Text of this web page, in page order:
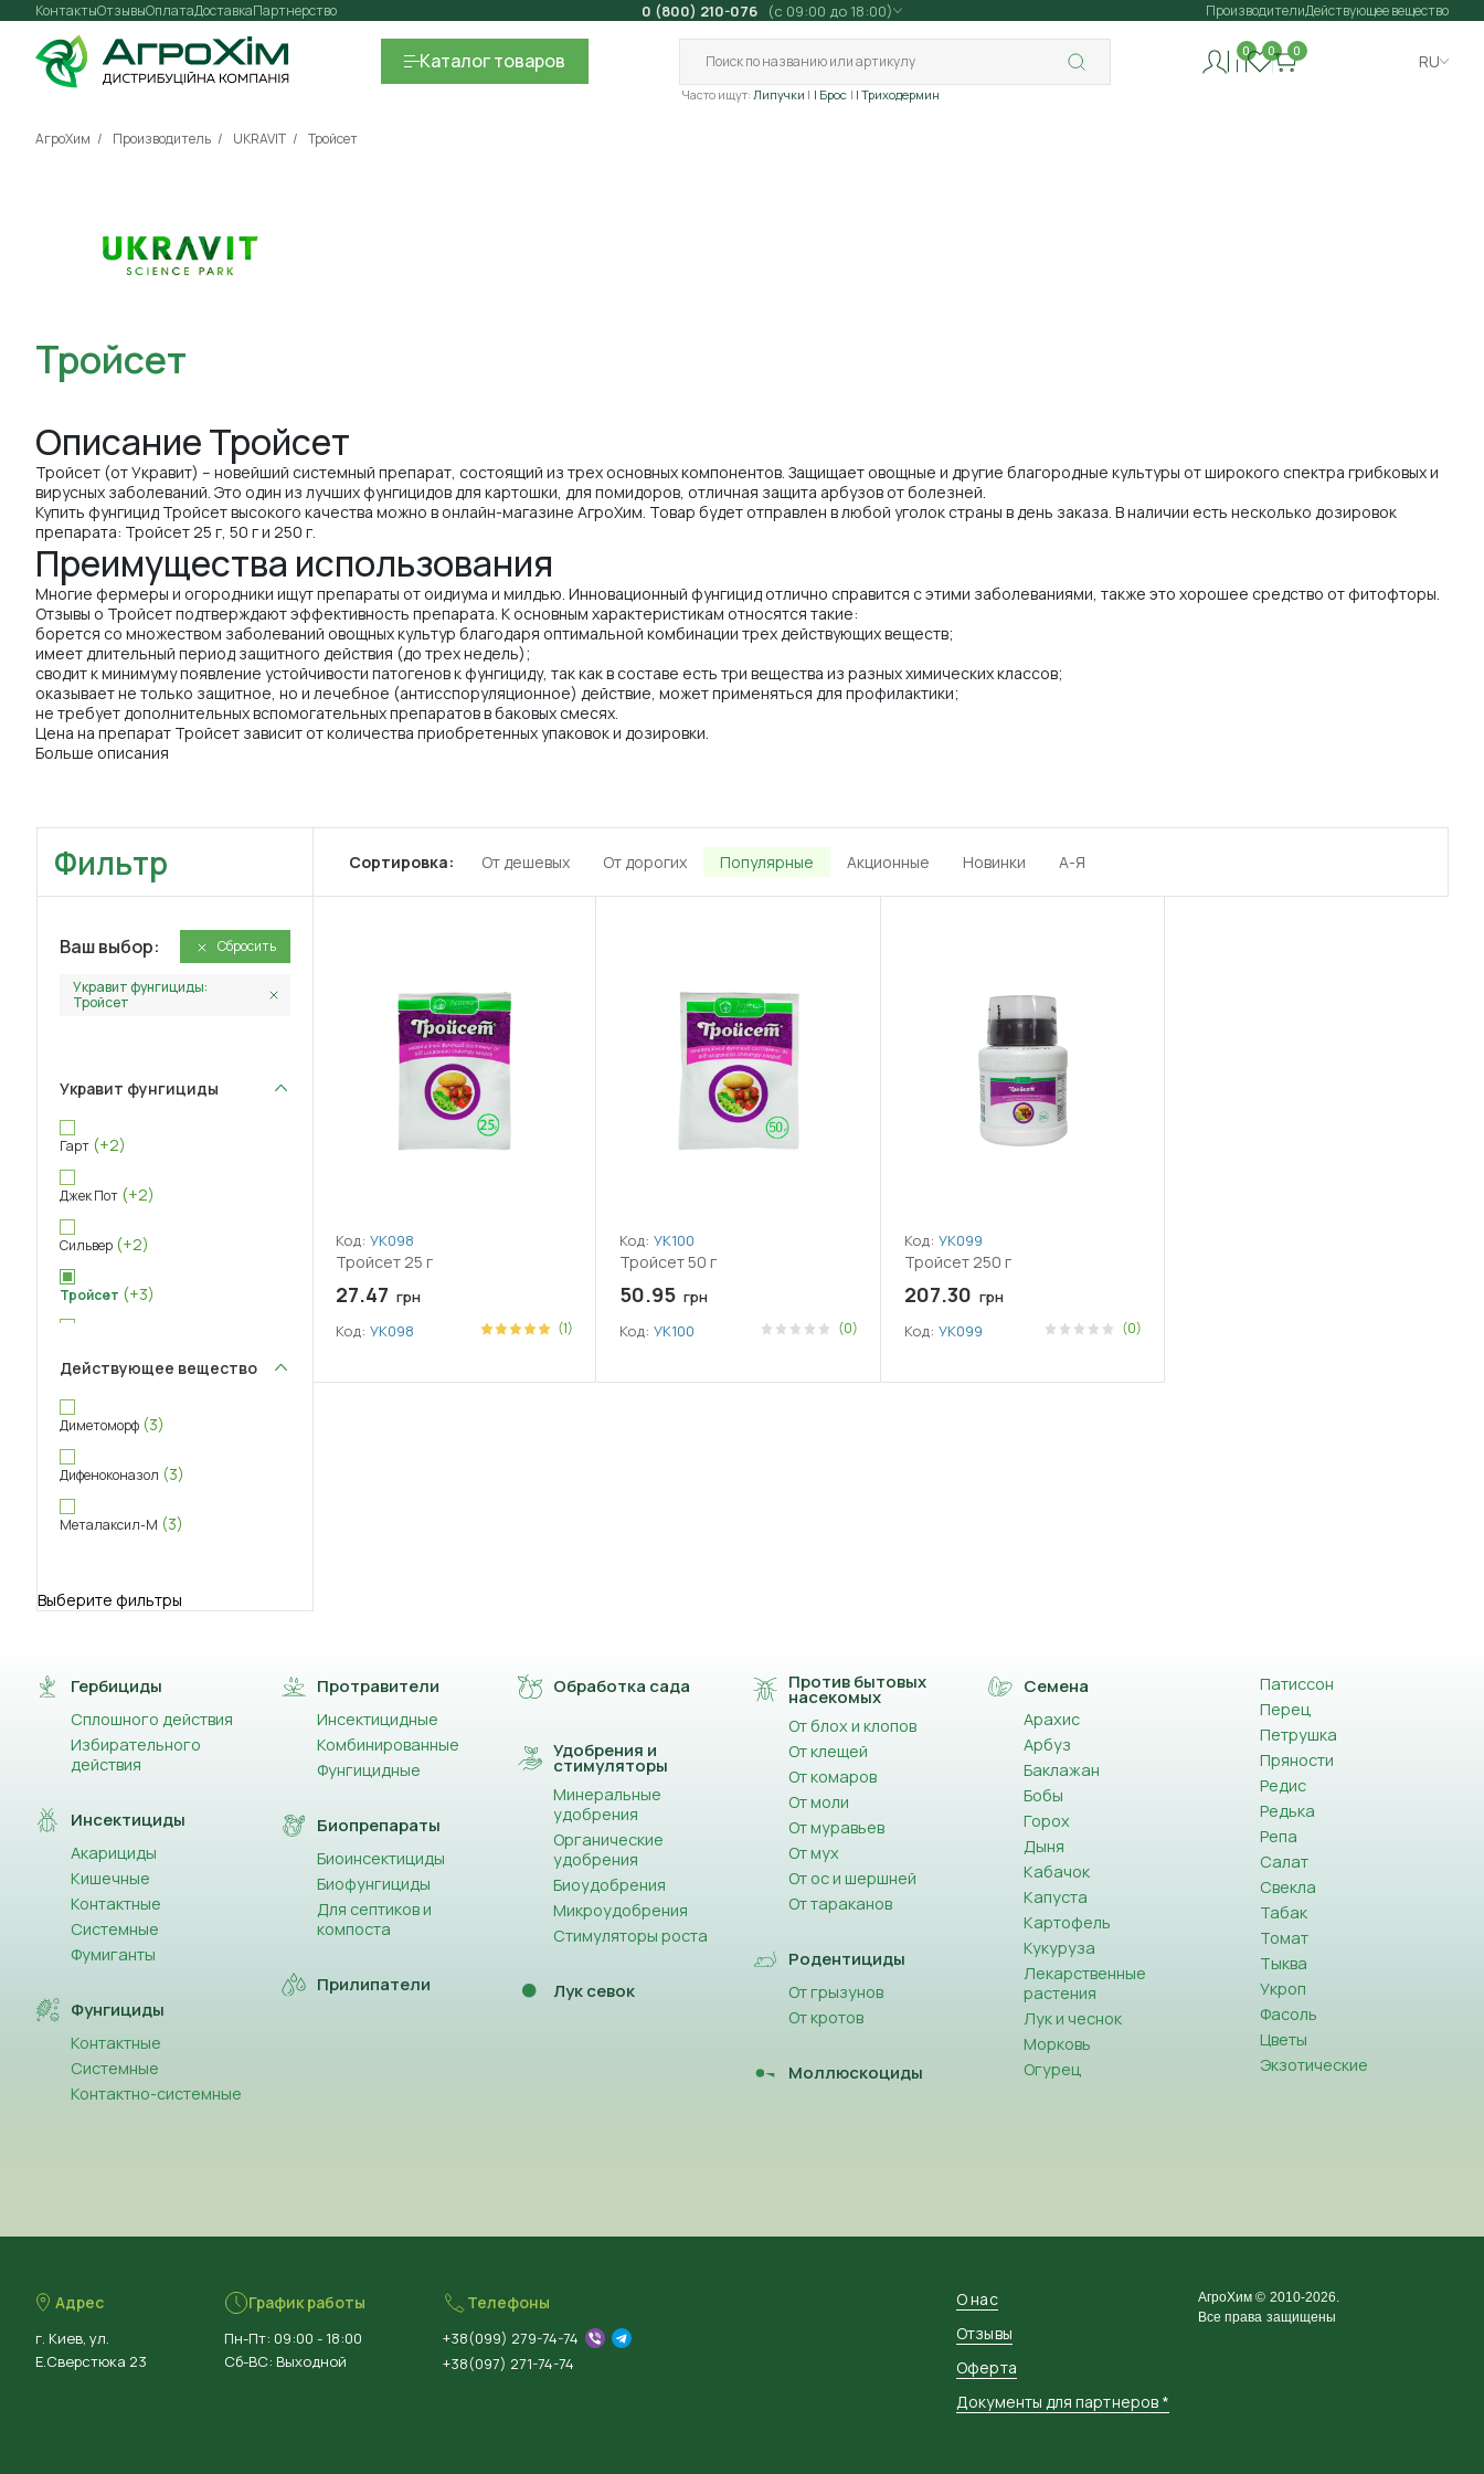
Контакты Оплата
Отзывы ДоставкаПартнерство 0 (800) 210-076 (с 09:00 до 18:00) ПроизводителиДействующее вещество
Каталогтоваров
Часто ищут: Липучки | Брос | Триходермин
0 0 0
RU
АгроХим Производитель UKRAVIT Тройсет
Тройсет
Описание Тройсет
Тройсет (от Укравит) – новейший системный препарат, состоящий из трех основных компонентов. Защищает овощные и другие благородные культуры от широкого спектра грибковых и
вирусных заболеваний. Это один из лучших фунгицидов для картошки, для помидоров, отличная защита арбузов от болезней.
Купить фунгицид Тройсет высокого качества можно в онлайн-магазине АгроХим. Товар будет отправлен в любой уголок страны в день заказа. В наличии есть несколько дозировок
препарата: Тройсет 25 г, 50 г и 250 г.
Преимущества использования
Многие фермеры и огородники ищут препараты от оидиума и милдью. Инновационный фунгицид отлично справится с этими заболеваниями, также это хорошее средство от фитофторы.
Отзывы о Тройсет подтверждают эффективность препарата. К основным характеристикам относятся такие:
борется со множеством заболеваний овощных культур благодаря оптимальной комбинации трех действующих веществ;
имеет длительный период защитного действия (до трех недель);
сводит к минимуму появление устойчивости патогенов к фунгициду, так как в составе есть три вещества из разных химических классов;
оказывает не только защитное, но и лечебное (антисспоруляционное) действие, может применяться для профилактики;
не требует дополнительных вспомогательных препаратов в баковых смесях.
Цена на препарат Тройсет зависит от количества приобретенных упаковок и дозировки.
Больше описания
Фильтр
Ваш выбор: Сбросить
Укравит фунгициды:
Тройсет
Укравит фунгициды
Гарт (+2)
Джек Пот (+2)
Сильвер (+2)
Тройсет (+3)
Действующее вещество
Диметоморф (3)
Дифеноконазол (3)
Металаксил-М (3)
Выберите фильтры
Сортировка: От дешевых От дорогих Популярные Акционные Новинки А-Я
Код: УК098
Тройсет 25 г
27.47 грн
Код: УК098 (1)
Код: УК100
Тройсет 50 г
50.95 грн
Код: УК100 (0)
Код: УК099
Тройсет 250 г
207.30 грн
Код: УК099 (0)
Гербициды
Сплошного действия
Избирательного
действия
Инсектициды
Акарициды
Кишечные
Контактные
Системные
Фумиганты
Фунгициды
Контактные
Системные
Контактно-системные
Протравители
Инсектицидные
Комбинированные
Фунгицидные
Биопрепараты
Биоинсектициды
Биофунгициды
Для септиков и
компоста
Прилипатели
Обработка сада
Удобрения и
стимуляторы
Минеральные
удобрения
Органические
удобрения
Биоудобрения
Микроудобрения
Стимуляторы роста
Лук севок
Против бытовых
насекомых
От блох и клопов
От клещей
От комаров
От моли
От муравьев
От мух
От ос и шершней
От тараканов
Родентициды
От грызунов
От кротов
Моллюскоциды
Семена
Арахис
Арбуз
Баклажан
Бобы
Горох
Дыня
Кабачок
Капуста
Картофель
Кукуруза
Лекарственные
растения
Лук и чеснок
Морковь
Огурец
Патиссон
Перец
Петрушка
Пряности
Редис
Редька
Репа
Салат
Свекла
Табак
Томат
Тыква
Укроп
Фасоль
Цветы
Экзотические
Адрес
г. Киев, ул.
Е.Сверстюка 23
График работы
Пн-Пт: 09:00 - 18:00
Сб-ВС: Выходной
Телефоны
+38(099) 279-74-74
+38(097) 271-74-74
О нас
Отзывы
Оферта
Документы для партнеров *
АгроХим © 2010-2026.
Все права защищены